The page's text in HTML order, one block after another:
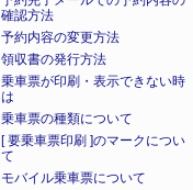
確認方法
予約内容の変更方法
領収書の発行方法
乗車票が印刷・表示できない時
は
乗車票の種類について
[ 要乗車票印刷 ]のマークについ
て
モバイル乗車票について